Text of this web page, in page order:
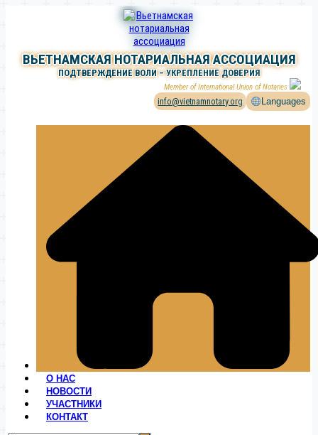
ВЬЕТНАМСКАЯ НОТАРИАЛЬНАЯ АССОЦИАЦИЯ
ПОДТВЕРЖДЕНИЕ ВОЛИ – УКРЕПЛЕНИЕ ДОВЕРИЯ
Member of International Union of Notaries
info@vietnamnotary.org Languages
О НАС
НОВОСТИ
УЧАСТНИКИ
КОНТАКТ